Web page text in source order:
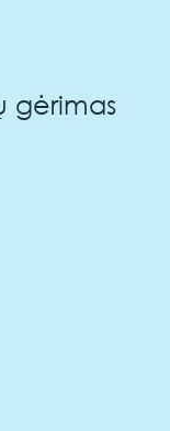
gėrimas